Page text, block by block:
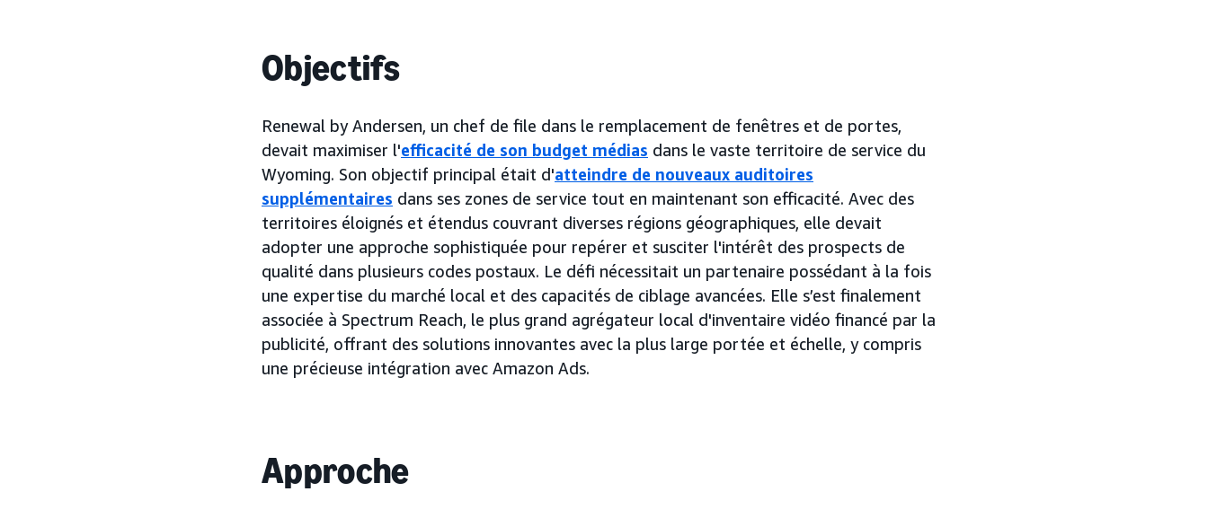
Objectifs
Renewal by Andersen, un chef de file dans le remplacement de fenêtres et de portes,
devait maximiser l'efficacité de son budget médias dans le vaste territoire de service du
Wyoming. Son objectif principal était d'atteindre de nouveaux auditoires
supplémentaires dans ses zones de service tout en maintenant son efficacité. Avec des
territoires éloignés et étendus couvrant diverses régions géographiques, elle devait
adopter une approche sophistiquée pour repérer et susciter l'intérêt des prospects de
qualité dans plusieurs codes postaux. Le défi nécessitait un partenaire possédant à la fois
une expertise du marché local et des capacités de ciblage avancées. Elle s’est finalement
associée à Spectrum Reach, le plus grand agrégateur local d'inventaire vidéo financé par la
publicité, offrant des solutions innovantes avec la plus large portée et échelle, y compris
une précieuse intégration avec Amazon Ads.
Approche